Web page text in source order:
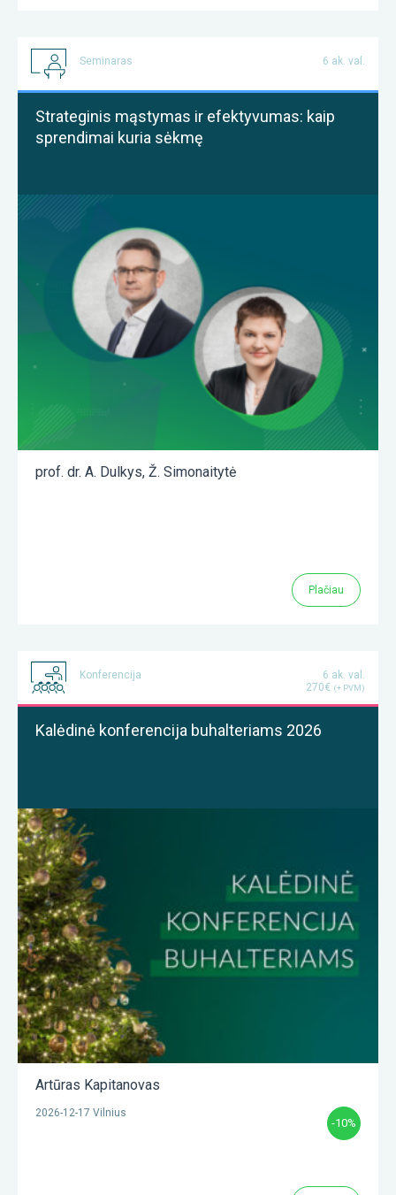
Seminaras 6 ak. val.
Strateginis mąstymas ir efektyvumas: kaip
sprendimai kuria sėkmę
prof. dr. A. Dulkys, Ž. Simonaitytė
Plačiau
Konferencija
6 ak. val.
270€ (+ PVM)
Kalėdinė konferencija buhalteriams 2026
Artūras Kapitanovas
2026-12-17 Vilnius
-10%